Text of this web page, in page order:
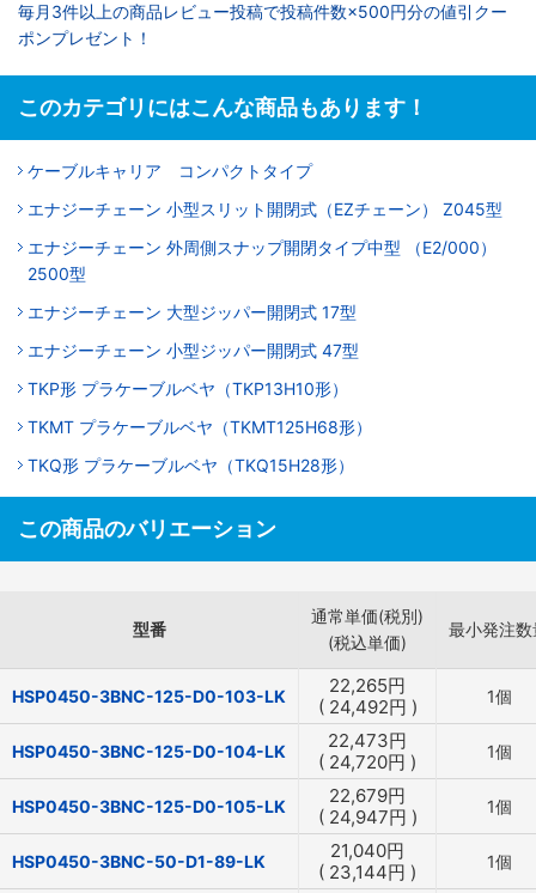
毎月3件以上の商品レビュー投稿で投稿件数×500円分の値引クー
ポンプレゼント！
このカテゴリにはこんな商品もあります！
ケーブルキャリア コンパクトタイプ
エナジーチェーン 小型スリット開閉式（EZチェーン） Z045型
エナジーチェーン 外周側スナップ開閉タイプ中型 （E2/000）
2500型
エナジーチェーン 大型ジッパー開閉式 17型
エナジーチェーン 小型ジッパー開閉式 47型
TKP形 プラケーブルベヤ（TKP13H10形）
TKMT プラケーブルベヤ（TKMT125H68形）
TKQ形 プラケーブルベヤ（TKQ15H28形）
この商品のバリエーション
型番
通常単価(税別)
(税込単価)
最小発注数
HSP0450-3BNC-125-D0-103-LK 22,265円
( 24,492円 ) 1個
HSP0450-3BNC-125-D0-104-LK 22,473円
( 24,720円 ) 1個
HSP0450-3BNC-125-D0-105-LK 22,679円
( 24,947円 ) 1個
HSP0450-3BNC-50-D1-89-LK 21,040円
( 23,144円 ) 1個